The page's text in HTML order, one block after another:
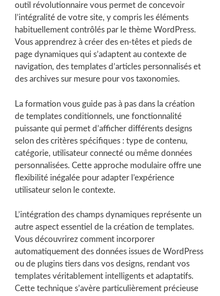
outil révolutionnaire vous permet de concevoir
l’intégralité de votre site, y compris les éléments
habituellement contrôlés par le thème WordPress.
Vous apprendrez à créer des en-têtes et pieds de
page dynamiques qui s’adaptent au contexte de
navigation, des templates d’articles personnalisés et
des archives sur mesure pour vos taxonomies.
La formation vous guide pas à pas dans la création
de templates conditionnels, une fonctionnalité
puissante qui permet d’afficher différents designs
selon des critères spécifiques : type de contenu,
catégorie, utilisateur connecté ou même données
personnalisées. Cette approche modulaire offre une
flexibilité inégalée pour adapter l’expérience
utilisateur selon le contexte.
L’intégration des champs dynamiques représente un
autre aspect essentiel de la création de templates.
Vous découvrirez comment incorporer
automatiquement des données issues de WordPress
ou de plugins tiers dans vos designs, rendant vos
templates véritablement intelligents et adaptatifs.
Cette technique s’avère particulièrement précieuse